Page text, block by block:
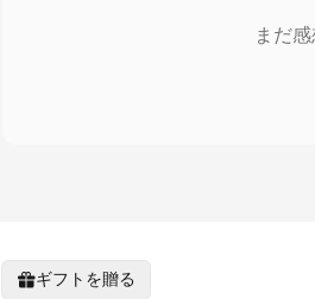
まだ
ギフトを贈る